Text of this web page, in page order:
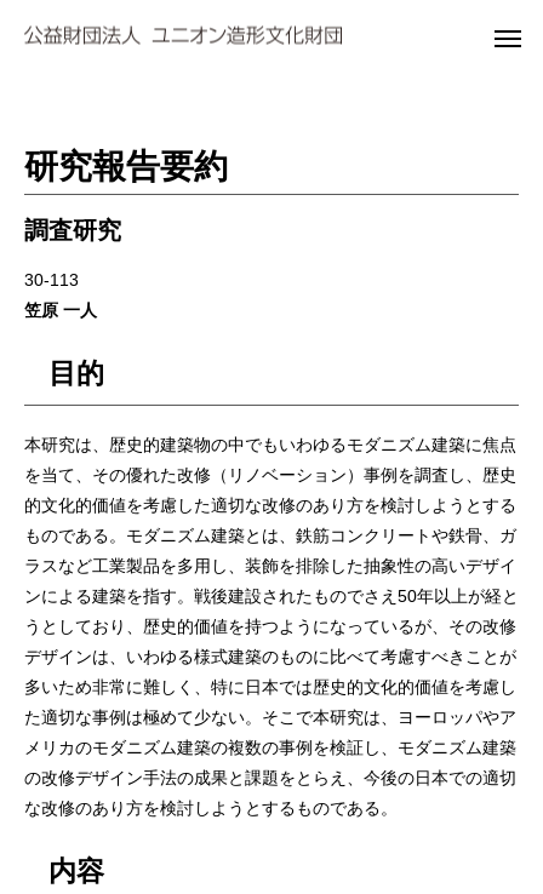
研究報告要約
調査研究
30-113
笠原 一人
目的
本研究は、歴史的建築物の中でもいわゆるモダニズム建築に焦点
を当て、その優れた改修（リノベーション）事例を調査し、歴史
的文化的価値を考慮した適切な改修のあり方を検討しようとする
ものである。モダニズム建築とは、鉄筋コンクリートや鉄骨、ガ
ラスなど工業製品を多用し、装飾を排除した抽象性の高いデザイ
ンによる建築を指す。戦後建設されたものでさえ50年以上が経と
うとしており、歴史的価値を持つようになっているが、その改修
デザインは、いわゆる様式建築のものに比べて考慮すべきことが
多いため非常に難しく、特に日本では歴史的文化的価値を考慮し
た適切な事例は極めて少ない。そこで本研究は、ヨーロッパやア
メリカのモダニズム建築の複数の事例を検証し、モダニズム建築
の改修デザイン手法の成果と課題をとらえ、今後の日本での適切
な改修のあり方を検討しようとするものである。
内容